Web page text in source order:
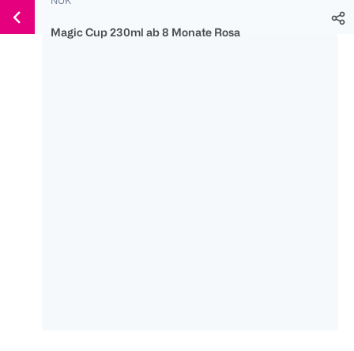
150 Ös
300 Ös
500 Ös
Weiter
zum
Magic Cup 230ml ab 8 Monate Rosa